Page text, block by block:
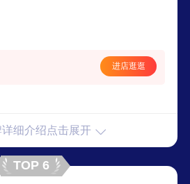
计开发中心之一。
进店逛逛
细介绍点击展开
TOP 6